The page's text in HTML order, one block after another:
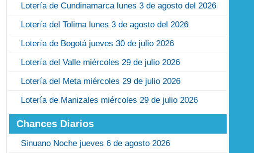
Lotería de Cundinamarca lunes 3 de agosto del 2026
Lotería del Tolima lunes 3 de agosto del 2026
Lotería de Bogotá jueves 30 de julio 2026
Lotería del Valle miércoles 29 de julio 2026
Lotería del Meta miércoles 29 de julio 2026
Lotería de Manizales miércoles 29 de julio 2026
Chances Diarios
Sinuano Noche jueves 6 de agosto 2026